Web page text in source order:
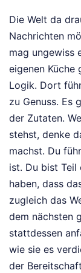
Die Welt da
Nachrichten
mag ungewiss
eigenen Küche
Logik. Dort
zu Genuss. Es
der Zutaten.
stehst, denke
machst. Du
ist. Du bist Teil
haben, dass
zugleich das
dem nächsten
stattdessen
wie sie es
der